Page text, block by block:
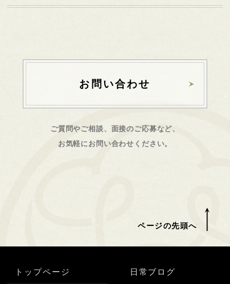
お問い合わせ
ご質問やご相談、面接のご応募など、
お気軽にお問い合わせください。
ページの先頭へ
トップページ 日常ブログ